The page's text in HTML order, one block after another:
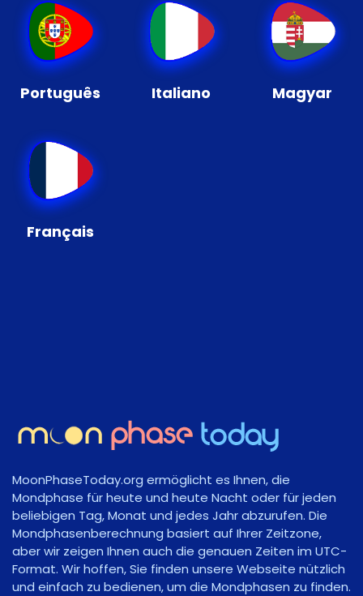
Português Italiano Magyar
Français
MoonPhaseToday.org ermöglicht es Ihnen, die
Mondphase für heute und heute Nacht oder für jeden
beliebigen Tag, Monat und jedes Jahr abzurufen. Die
Mondphasenberechnung basiert auf Ihrer Zeitzone,
aber wir zeigen Ihnen auch die genauen Zeiten im UTC-
Format. Wir hoffen, Sie finden unsere Webseite nützlich
und einfach zu bedienen, um die Mondphasen zu finden.